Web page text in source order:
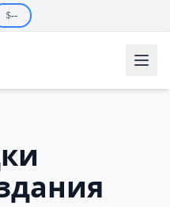
$--